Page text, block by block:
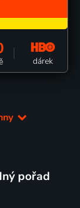
dárek
pořad